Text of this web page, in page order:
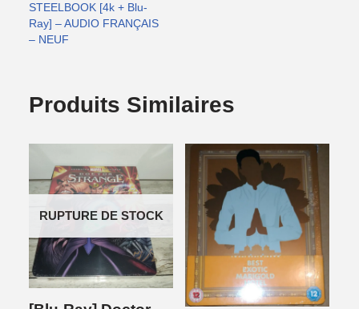
STEELBOOK [4k + Blu-
Ray] – AUDIO FRANÇAIS
– NEUF
Produits Similaires
RUPTURE DE STOCK